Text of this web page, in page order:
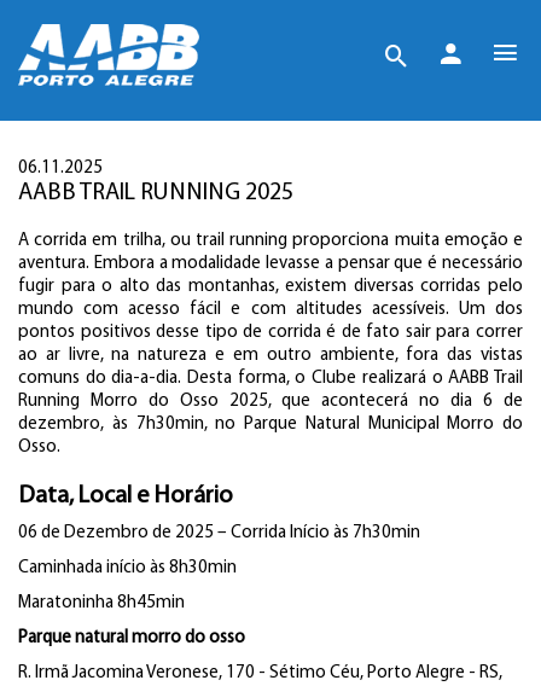
06.11.2025
AABB TRAIL RUNNING 2025
A corrida em trilha, ou trail running proporciona muita emoção e
aventura. Embora a modalidade levasse a pensar que é necessário
fugir para o alto das montanhas, existem diversas corridas pelo
mundo com acesso fácil e com altitudes acessíveis. Um dos
pontos positivos desse tipo de corrida é de fato sair para correr
ao ar livre, na natureza e em outro ambiente, fora das vistas
comuns do dia-a-dia. Desta forma, o Clube realizará o AABB Trail
Running Morro do Osso 2025, que acontecerá no dia 6 de
dezembro, às 7h30min, no Parque Natural Municipal Morro do
Osso.
Data, Local e Horário
06 de Dezembro de 2025 – Corrida Início às 7h30min
Caminhada início às 8h30min
Maratoninha 8h45min
Parque natural morro do osso
R. Irmã Jacomina Veronese, 170 - Sétimo Céu, Porto Alegre - RS,